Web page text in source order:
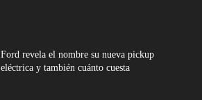
Ford revela el nombre su nueva pickup
eléctrica y también cuánto cuesta